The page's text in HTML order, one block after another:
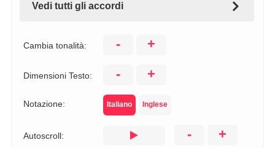
Vedi tutti gli accordi
Cambia tonalità: - +
Dimensioni Testo: - +
Notazione: Italiano Inglese
Autoscroll: - +